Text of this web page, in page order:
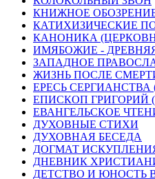
КНИЖНОЕ
КАТИХИЗИЧЕСКИЕ
КАНОНИКА
ИМЯБОЖИЕ -
ЗАПАДНОЕ
ЖИЗНЬ ПОСЛЕ
ЕРЕСЬ СЕРГИАНСТВА
ЕПИСКОП ГРИГОРИЙ
ЕВАНГЕЛЬСКОЕ
ДУХОВНЫЕ СТИХИ
ДУХОВНАЯ БЕСЕДА
ДОГМАТ
ДНЕВНИК
ДЕТСТВО И ЮНОСТЬ